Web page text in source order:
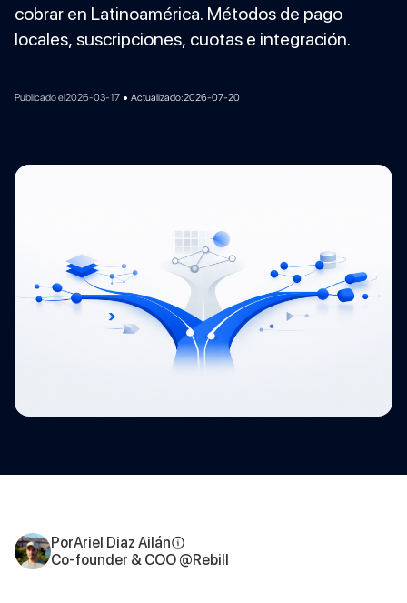
cobrar en Latinoamérica. Métodos de pago
locales, suscripciones, cuotas e integración.
Publicado el2026-03-17 • Actualizado:2026-07-20
PorAriel Diaz Ailán
Co-founder & COO @Rebill